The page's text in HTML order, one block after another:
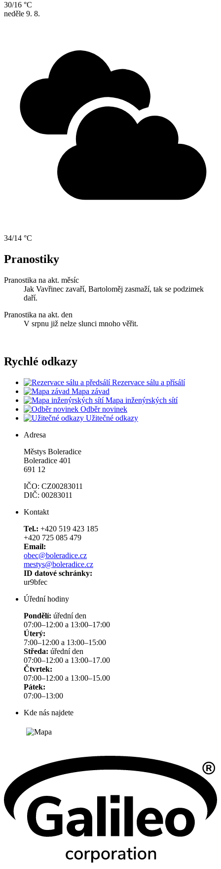
30/16 °C
neděle 9. 8.
34/14 °C
Pranostiky
Pranostika na akt. měsíc
Jak Vavřinec zavaří, Bartoloměj zasmaží, tak se podzimek
daří.
Pranostika na akt. den
V srpnu již nelze slunci mnoho věřit.
Rychlé odkazy
Rezervace sálu a přísálí
Mapa závad
Mapa inženýrských sítí
Odběr novinek
Užitečné odkazy
Adresa
Městys Boleradice
Boleradice 401
691 12
IČO: CZ00283011
DIČ: 00283011
Kontakt
Tel.: +420 519 423 185
+420 725 085 479
Email:
obec@boleradice.cz
mestys@boleradice.cz
ID datové schránky:
ur9bfec
Úřední hodiny
Pondělí: úřední den
07:00–12:00 a 13:00–17:00
Úterý:
7:00–12:00 a 13:00–15:00
Středa: úřední den
07:00–12:00 a 13:00–17.00
Čtvrtek:
07:00–12:00 a 13:00–15.00
Pátek:
07:00–13:00
Kde nás najdete